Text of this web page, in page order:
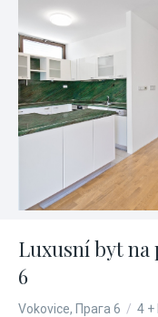
Luxusní byt na
6
Vokovice, Прага 6 / 4 +